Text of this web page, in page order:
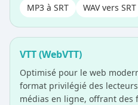
MP3 à SRT WAV vers SRT
VTT (WebVTT)
Optimisé pour le web
format privilégié des
médias en ligne, offrant des